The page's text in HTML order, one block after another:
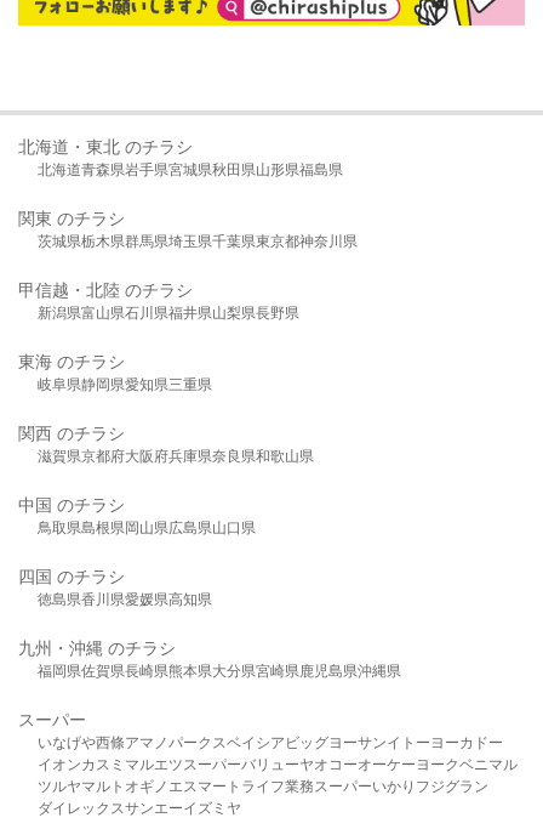
北海道・東北 のチラシ
北海道青森県岩手県宮城県秋田県山形県福島県
関東 のチラシ
茨城県栃木県群馬県埼玉県千葉県東京都神奈川県
甲信越・北陸 のチラシ
新潟県富山県石川県福井県山梨県長野県
東海 のチラシ
岐阜県静岡県愛知県三重県
関西 のチラシ
滋賀県京都府大阪府兵庫県奈良県和歌山県
中国 のチラシ
鳥取県島根県岡山県広島県山口県
四国 のチラシ
徳島県香川県愛媛県高知県
九州・沖縄 のチラシ
福岡県佐賀県長崎県熊本県大分県宮崎県鹿児島県沖縄県
スーパー
いなげや西條アマノパークスベイシア ビッグヨーサンイトーヨーカドー
イオンカスミ マルエツスーパーバリューヤオコーオーケー ヨークベニマル
ツルヤマルト オギノ エスマート ライフ業務スーパーいかり フジグラン
ダイレックスサンエーイズミヤ